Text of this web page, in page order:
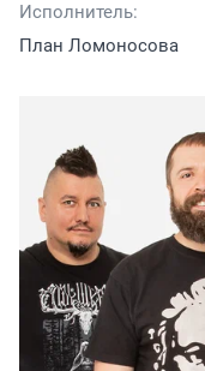
Исполнитель:
План Ломоносова